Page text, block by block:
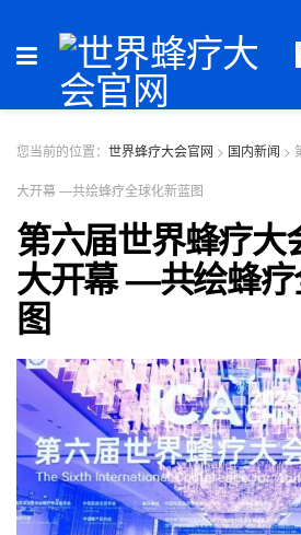
您当前的位置： 世界蜂疗大会官网 > 国内新闻 >
大开幕 —共绘蜂疗全球化新蓝图
第六届世界蜂疗大
大开幕 —共绘蜂
图